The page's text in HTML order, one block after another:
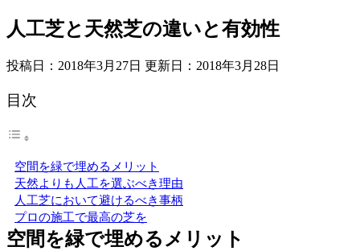
人工芝と天然芝の違いと有効性
投稿日：2018年3月27日 更新日： 2018年3月28日
目次
空間を緑で埋めるメリット
天然よりも人工を選ぶべき理由
人工芝において避けるべき事柄
プロの施工で最高の芝を
空間を緑で埋めるメリット